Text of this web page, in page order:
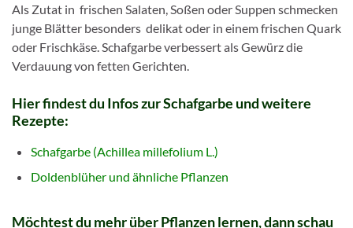
Als Zutat in frischen Salaten, Soßen oder Suppen schmecken
junge Blätter besonders delikat oder in einem frischen Quark
oder Frischkäse. Schafgarbe verbessert als Gewürz die
Verdauung von fetten Gerichten.
Hier findest du Infos zur Schafgarbe und weitere
Rezepte:
Schafgarbe (Achillea millefolium L.)
Doldenblüher und ähnliche Pflanzen
Möchtest du mehr über Pflanzen lernen, dann schau